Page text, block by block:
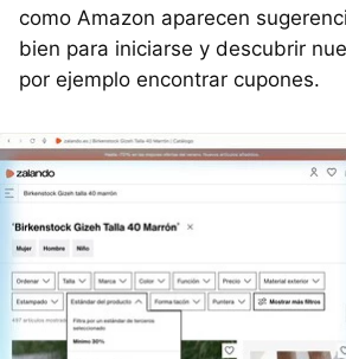
como Amazon aparecen
bien para iniciarse y descubrir
por ejemplo encontrar cupones.